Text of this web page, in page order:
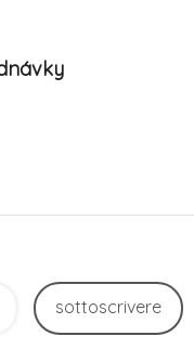
sottoscrivere